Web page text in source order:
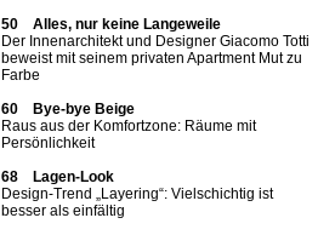
50 Alles, nur keine Langeweile
Der Innenarchitekt und Designer Giacomo Totti
beweist mit seinem privaten Apartment Mut zu
Farbe
60 Bye-bye Beige
Raus aus der Komfortzone: Räume mit
Persönlichkeit
68 Lagen-Look
Design-Trend „Layering“: Vielschichtig ist
besser als einfältig